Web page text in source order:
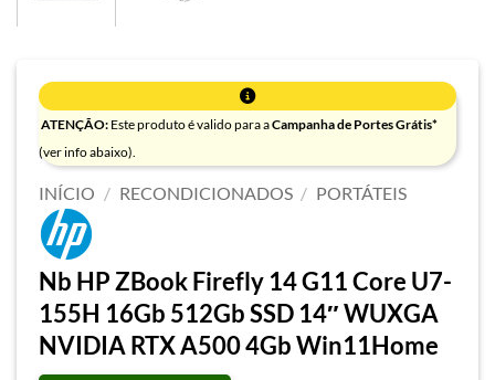
ATENÇÃO: Este produto é valido para aCampanha de Portes Grátis*
(ver info abaixo).
INÍCIO / RECONDICIONADOS / PORTÁTEIS
Nb HP ZBook Firefly 14 G11 Core U7-
155H 16Gb 512Gb SSD 14″ WUXGA
NVIDIA RTX A500 4Gb Win11Home